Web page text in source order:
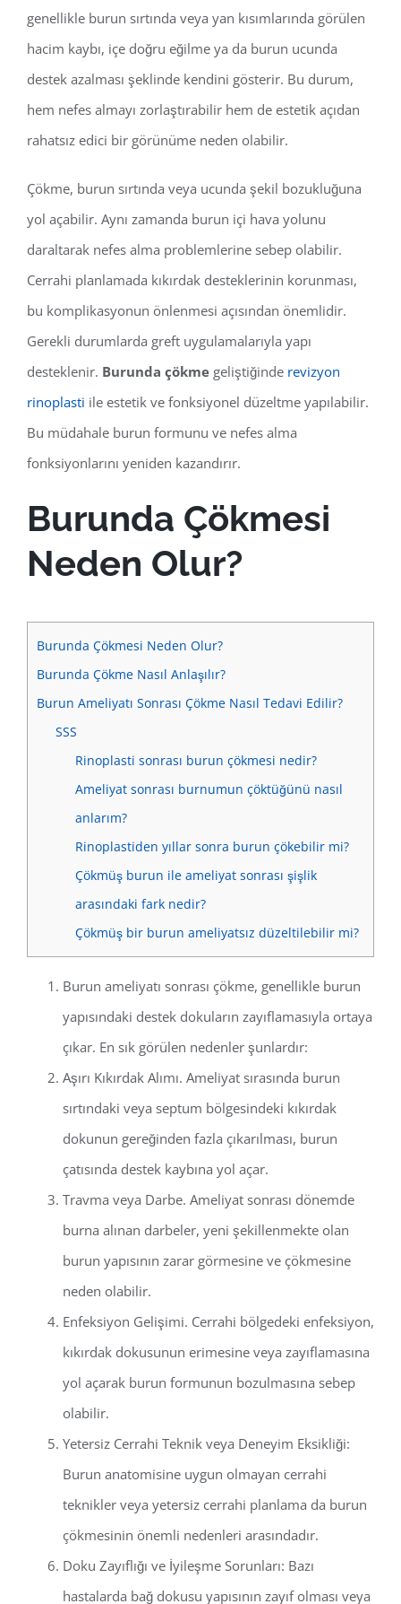
genellikle burun sırtında veya yan kısımlarında görülen
hacim kaybı, içe doğru eğilme ya da burun ucunda
destek azalması şeklinde kendini gösterir. Bu durum,
hem nefes almayı zorlaştırabilir hem de estetik açıdan
rahatsız edici bir görünüme neden olabilir.
Çökme, burun sırtında veya ucunda şekil bozukluğuna
yol açabilir. Aynı zamanda burun içi hava yolunu
daraltarak nefes alma problemlerine sebep olabilir.
Cerrahi planlamada kıkırdak desteklerinin korunması,
bu komplikasyonun önlenmesi açısından önemlidir.
Gerekli durumlarda greft uygulamalarıyla yapı
desteklenir. Burunda çökme geliştiğinde revizyon
rinoplasti ile estetik ve fonksiyonel düzeltme yapılabilir.
Bu müdahale burun formunu ve nefes alma
fonksiyonlarını yeniden kazandırır.
Burunda Çökmesi
Neden Olur?
Burunda Çökmesi Neden Olur?
Burunda Çökme Nasıl Anlaşılır?
Burun Ameliyatı Sonrası Çökme Nasıl Tedavi Edilir?
SSS
Rinoplasti sonrası burun çökmesi nedir?
Ameliyat sonrası burnumun çöktüğünü nasıl
anlarım?
Rinoplastiden yıllar sonra burun çökebilir mi?
Çökmüş burun ile ameliyat sonrası şişlik
arasındaki fark nedir?
Çökmüş bir burun ameliyatsız düzeltilebilir mi?
Burun ameliyatı sonrası çökme, genellikle burun
yapısındaki destek dokuların zayıflamasıyla ortaya
çıkar. En sık görülen nedenler şunlardır:
Aşırı Kıkırdak Alımı. Ameliyat sırasında burun
sırtındaki veya septum bölgesindeki kıkırdak
dokunun gereğinden fazla çıkarılması, burun
çatısında destek kaybına yol açar.
Travma veya Darbe. Ameliyat sonrası dönemde
burna alınan darbeler, yeni şekillenmekte olan
burun yapısının zarar görmesine ve çökmesine
neden olabilir.
Enfeksiyon Gelişimi. Cerrahi bölgedeki enfeksiyon,
kıkırdak dokusunun erimesine veya zayıflamasına
yol açarak burun formunun bozulmasına sebep
olabilir.
Yetersiz Cerrahi Teknik veya Deneyim Eksikliği:
Burun anatomisine uygun olmayan cerrahi
teknikler veya yetersiz cerrahi planlama da burun
çökmesinin önemli nedenleri arasındadır.
Doku Zayıflığı ve İyileşme Sorunları: Bazı
hastalarda bağ dokusu yapısının zayıf olması veya